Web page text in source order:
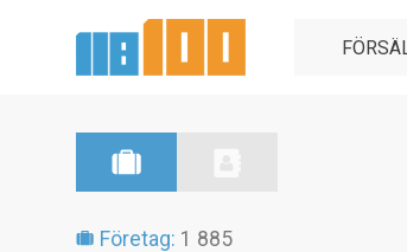
Företag: 1 885